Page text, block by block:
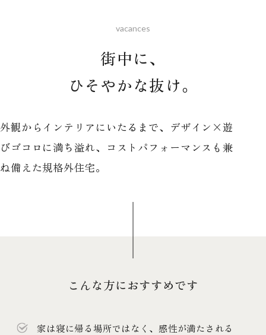
vacances
街中に、
ひそやかな抜け。
外観からインテリアにいたるまで、デザイン×遊
びゴコロに満ち溢れ、コストパフォーマンスも兼
ね備えた規格外住宅。
こんな方におすすめです
家は寝に帰る場所ではなく、感性が満たされる